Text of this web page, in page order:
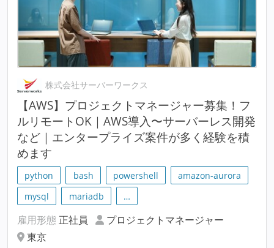
株式会社サーバーワークス
【AWS】プロジェクトマネージャー募集！フ
ルリモートOK｜AWS導入〜サーバーレス開発
など｜エンタープライズ案件が多く経験を積
めます
python bash powershell
amazon-aurora
mysql
mariadb …
雇用形態 正社員
プロジェクトマネージャー
東京